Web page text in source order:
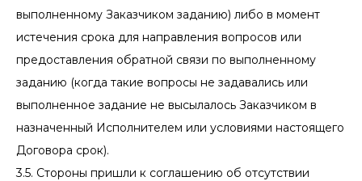
выполненному Заказчиком заданию) либо в момент
истечения срока для направления вопросов или
предоставления обратной связи по выполненному
заданию (когда такие вопросы не задавались или
выполненное задание не высылалось Заказчиком в
назначенный Исполнителем или условиями настоящего
Договора срок).
3.5. Стороны пришли к соглашению об отсутствии